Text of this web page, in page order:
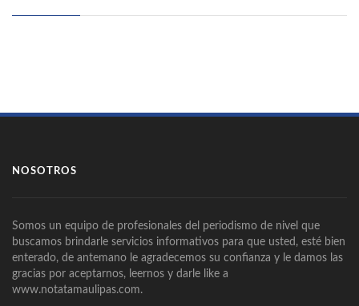
NOSOTROS
Somos un equipo de profesionales del periodismo de nivel que
buscamos brindarle servicios informativos para que usted, esté bien
enterado, de antemano le agradecemos su confianza y le damos las
gracias por aceptarnos, leernos y darle like a
www.notatamaulipas.com.